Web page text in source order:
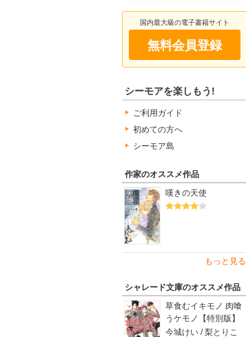
国内最大級の電子書籍サイト
無料会員登録
シーモアを楽しもう!
ご利用ガイド
初めての方へ
シーモア島
作家のオススメ作品
嘆きの天使
もっと見る
シャレード文庫のオススメ作品
草食むイキモノ 肉喰
うケモノ【特別版】
今城けい / 梨とりこ